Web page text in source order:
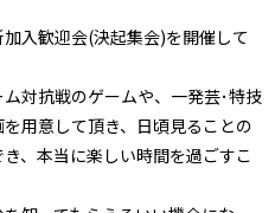
入歓迎会(決起集会)を開催して
対抗戦のゲームや、一発芸･特技
用意して頂き、日頃見ることの
、本当に楽しい時間を過ごすこ